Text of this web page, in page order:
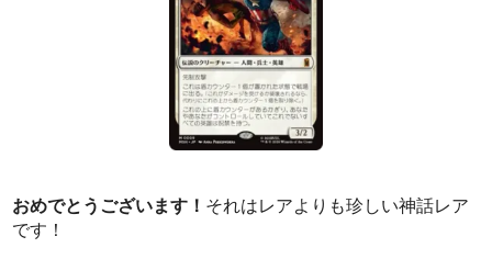
おめでとうございます！ それはレアよりも珍しい神話レア
です！